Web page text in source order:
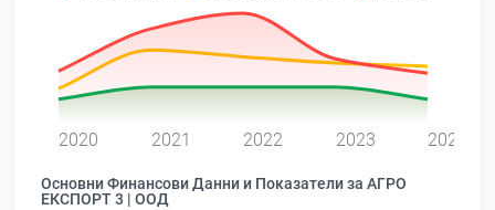
2020 2021 2022 2023 2024
Основни Финансови Данни и Показатели за АГРО
ЕКСПОРТ 3 | ООД